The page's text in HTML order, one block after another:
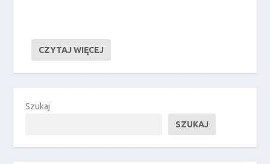
CZYTAJ WIĘCEJ
Szukaj
SZUKAJ